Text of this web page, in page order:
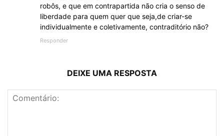
robôs, e que em contrapartida não cria o senso de
liberdade para quem quer que seja,de criar-se
individualmente e coletivamente, contraditório não?
Responder
DEIXE UMA RESPOSTA